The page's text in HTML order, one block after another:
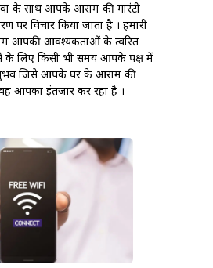
के साथ आपके आराम की गारंटी
पर विचार किया जाता है । हमारी
आपकी आवश्यकताओं के त्वरित
के लिए किसी भी समय आपके पक्ष में
जिसे आपके घर के आराम की
आपका इंतजार कर रहा है ।